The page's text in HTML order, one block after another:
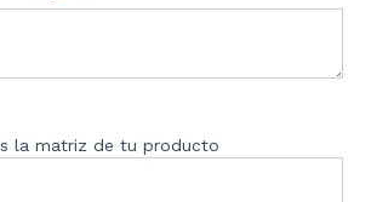
la matriz de tu producto